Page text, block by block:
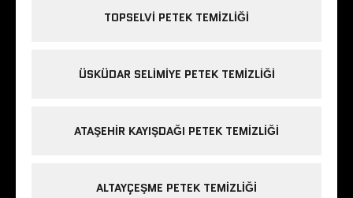
TOPSELVI PETEK TEMIZLIĞI
ÜSKÜDAR SELIMIYE PETEK TEMIZLIĞI
ATAŞEHIR KAYIŞDAĞI PETEK TEMIZLIĞI
ALTAYÇEŞME PETEK TEMIZLIĞI